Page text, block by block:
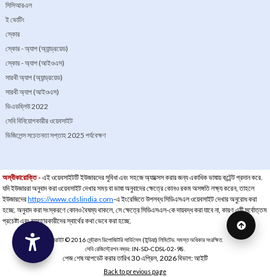
সিসিআরএল
ই ভোটিং
স্কোর
স্কোর - অ্যাপ (অ্যান্ড্রয়েড)
স্কোর - অ্যাপ (আইওএস)
সারথী অ্যাপ (অ্যান্ড্রয়েড)
সারথী অ্যাপ (আইওএস)
ভিএডব্লিউ 2022
সেবি বিনিয়োগকারীর ওয়েবসাইট
ভিজিলেন্স সচেতনতা সপ্তাহ 2025 পর্যবেক্ষণ
অস্বীকারোক্তি - এই ওয়েবসাইটটি ইউজারদের সুবিধা এবং সহজে অ্যাক্সেস করার জন্য একাধিক ভাষায় কন্টেন্ট প্রদান করে.
যদি ইউজাররা অনুবাদ করা ওয়েবসাইট দেখার সময় বা ভাষা অনুবাদের ক্ষেত্রে কোনও রকম অসঙ্গতি লক্ষ্য করেন, তাহলে
ইউজারদেরhttps://www.cdslindia.com-এ ইংরেজিতে উপলব্ধ সিডিএসএল ওয়েবসাইট দেখার অনুরোধ করা
হচ্ছে. অনুবাদ করা সংস্করণে কোনও বৈষম্য থাকলে, সে ক্ষেত্রে সিডিএসএল-কে দায়বদ্ধ করা যাবে না, কারণ এটি সর্বোত্তম
প্রচেষ্টা এবং ব্যবহারকারীদের স্বার্থের কথা ভেবে করা হচ্ছে.
কপিরাইট © 2016 সেন্ট্রাল ডিপোজিটরি সার্ভিসেস (ইন্ডিয়া) লিমিটেড. সমস্ত অধিকার সংরক্ষিত.
সেবি রেজিস্ট্রেশন নম্বর: IN-SD-CDSL-02-98.
ওপরে ফিরে
পেজ শেষ আপডেট করার তারিখ 30 এপ্রিল, 2026 বিভাগ: আইটি
Back to previous page